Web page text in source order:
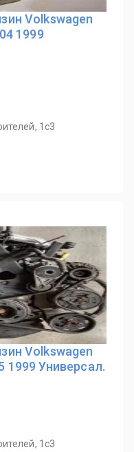
Volkswagen
1999
1с3
Volkswagen
1999 Универсал.
1с3